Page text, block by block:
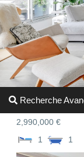
Recherche
2,990,000 €
1
1